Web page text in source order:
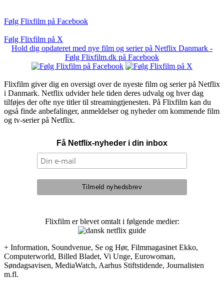
Følg Flixfilm på Facebook
Følg Flixfilm på X
Hold dig opdateret med nye film og serier på Netflix Danmark -
Følg Flixfilm.dk på Facebook
Flixfilm giver dig en oversigt over de nyeste film og serier på Netflix
i Danmark. Netflix udvider hele tiden deres udvalg og hver dag
tilføjes der ofte nye titler til streamingtjenesten. På Flixfilm kan du
også finde anbefalinger, anmeldelser og nyheder om kommende film
og tv-serier på Netflix.
Få Netflix-nyheder i din inbox
Flixfilm er blevet omtalt i følgende medier:
+ Information, Soundvenue, Se og Hør, Filmmagasinet Ekko,
Computerworld, Billed Bladet, Vi Unge, Eurowoman,
Søndagsavisen, MediaWatch, Aarhus Stiftstidende, Journalisten
m.fl.